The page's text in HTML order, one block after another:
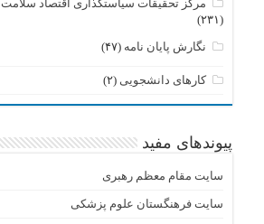
مرکز تحقیقات سیاستگذاری اقتصاد سلامت
(۲۳۱)
نگارش پایان نامه (۴۷)
کارهای دانشجویی (۲)
پیوندهای مفید
سایت مقام معظم رهبری
سایت فرهنگستان علوم پزشکی